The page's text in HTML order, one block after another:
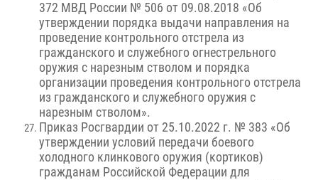
372 МВД России № 506 от 09.08.2018 «Об
утверждении порядка выдачи направления на
проведение контрольного отстрела из
гражданского и служебного огнестрельного
оружия с нарезным стволом и порядка
организации проведения контрольного отстрела
из гражданского и служебного оружия с
нарезным стволом».
Приказ Росгвардии от 25.10.2022 г. № 383 «Об
утверждении условий передачи боевого
холодного клинкового оружия (кортиков)
гражданам Российской Федерации для